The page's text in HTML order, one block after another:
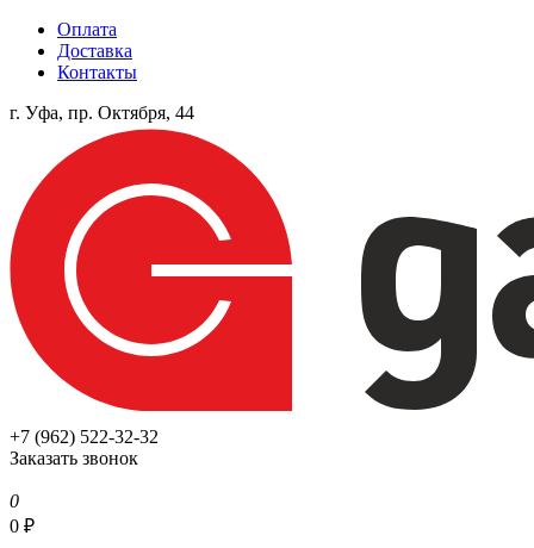
Оплата
Доставка
Контакты
г. Уфа, пр. Октября, 44
+7 (962) 522-32-32
Заказать звонок
0
0 ₽